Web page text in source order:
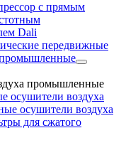
с прямым
Dali
передвижные
промышленные
осушители воздуха
осушители воздуха
для сжатого